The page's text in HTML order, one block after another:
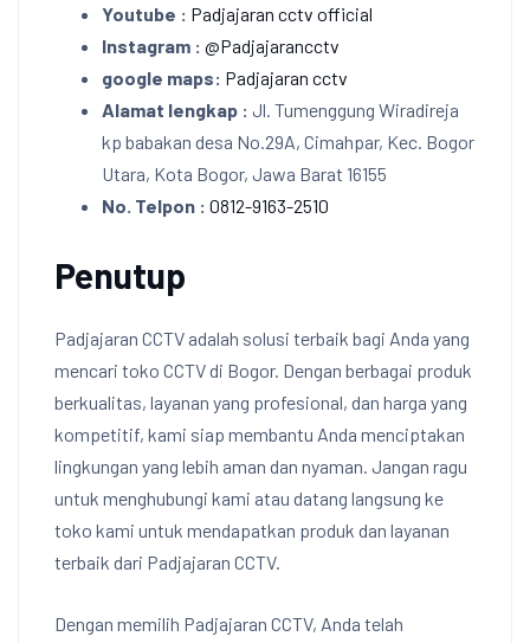
Youtube : Padjajaran cctv official
Instagram : @Padjajarancctv
google maps: Padjajaran cctv
Alamat lengkap : Jl. Tumenggung Wiradireja
kp babakan desa No.29A, Cimahpar, Kec. Bogor
Utara, Kota Bogor, Jawa Barat 16155
No. Telpon : 0812-9163-2510
Penutup
Padjajaran CCTV adalah solusi terbaik bagi Anda yang
mencari toko CCTV di Bogor. Dengan berbagai produk
berkualitas, layanan yang profesional, dan harga yang
kompetitif, kami siap membantu Anda menciptakan
lingkungan yang lebih aman dan nyaman. Jangan ragu
untuk menghubungi kami atau datang langsung ke
toko kami untuk mendapatkan produk dan layanan
terbaik dari Padjajaran CCTV.
Dengan memilih Padjajaran CCTV, Anda telah